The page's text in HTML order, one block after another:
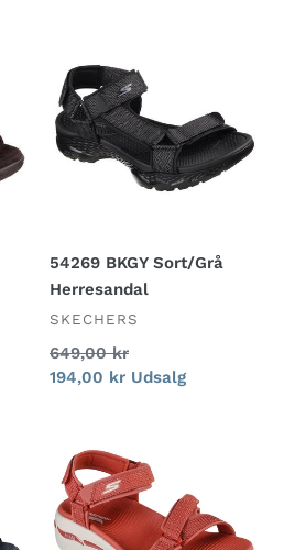
BKGY
Sort/Grå
Herresandal
54269 BKGY Sort/Grå
Herresandal
FORHANDLER
SKECHERS
Normalpris
649,00 kr
Udsalgspris
194,00 kr Udsalg
RUST
rød
sandaler